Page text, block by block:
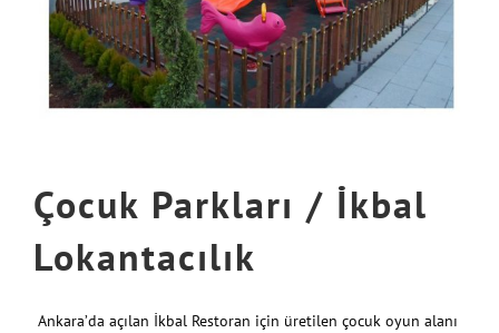
Çocuk Parkları / İkbal
Lokantacılık
Ankara’da açılan İkbal Restoran için üretilen çocuk oyun alanı